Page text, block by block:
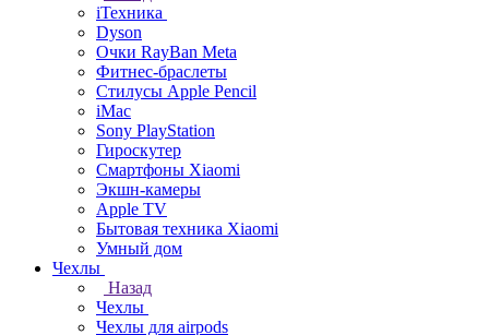
iТехника
Dyson
Очки RayBan Meta
Фитнес-браслеты
Стилусы Apple Pencil
iMac
Sony PlayStation
Гироскутер
Смартфоны Xiaomi
Экшн-камеры
Apple TV
Бытовая техника Xiaomi
Умный дом
Чехлы
Назад
Чехлы
Чехлы для airpods